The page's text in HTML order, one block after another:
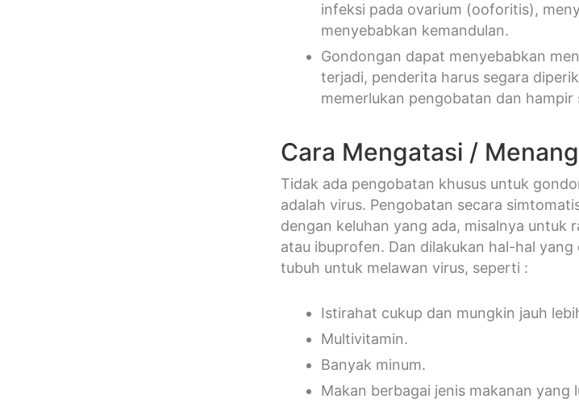
infeksi pada ovarium (ooforitis),
menyebabkan kemandulan.
Gondongan dapat menyebabkan
terjadi, penderita harus segara
memerlukan pengobatan dan
Cara Mengatasi /
Tidak ada pengobatan khusus untuk
adalah virus. Pengobatan secara
dengan keluhan yang ada, misalnya untuk
atau ibuprofen. Dan dilakukan hal-hal
tubuh untuk melawan virus, seperti :
Istirahat cukup dan mungkin jauh
Multivitamin.
Banyak minum.
Makan berbagai jenis makanan yang